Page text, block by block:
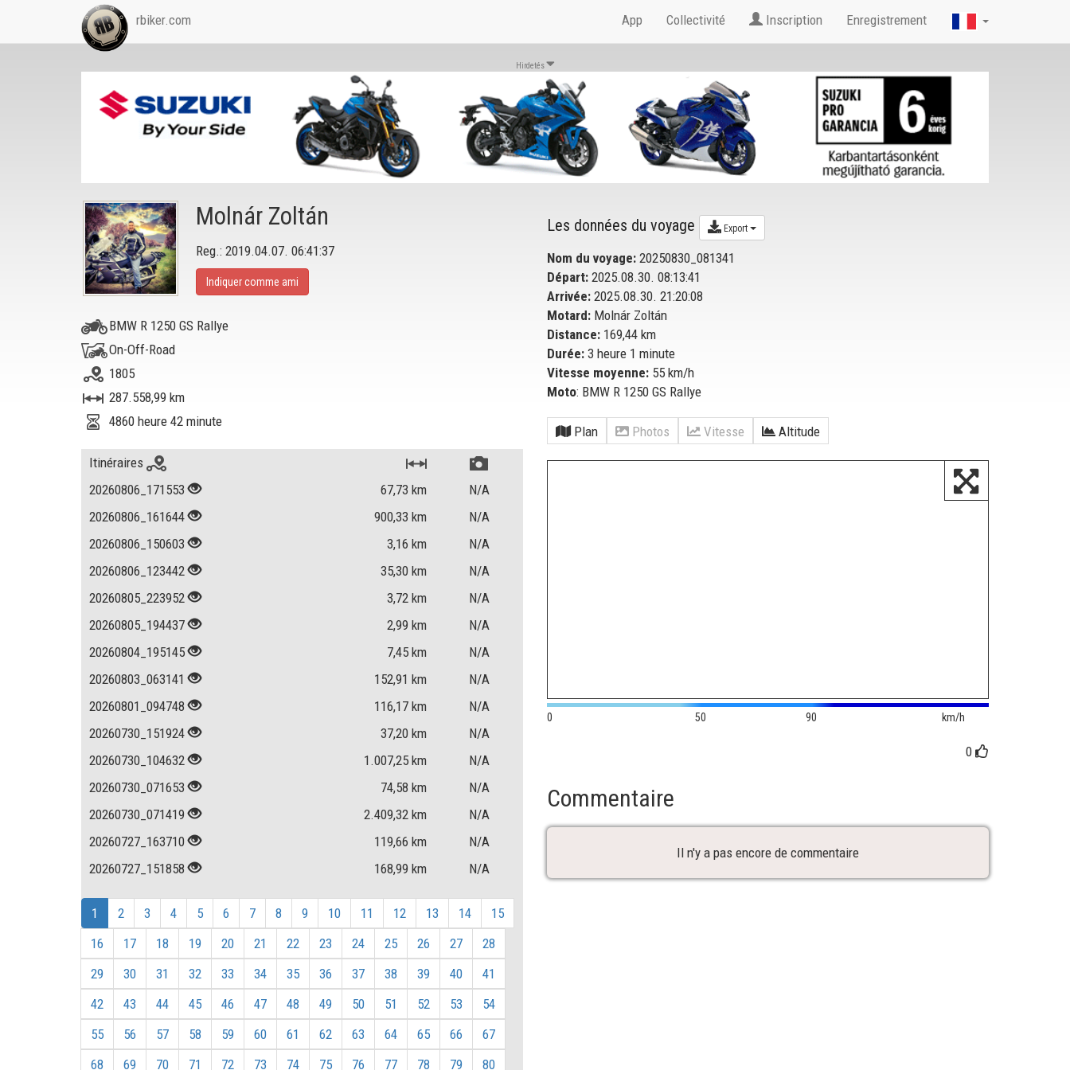
rbiker.com App Collectivité Inscription Enregistrement
Hirdetés
Les données du voyage Export
Nom du voyage: 20250830_081341
Départ: 2025.08.30. 08:13:41
Arrivée: 2025.08.30. 21:20:08
Motard: Molnár Zoltán
Distance: 169,44 km
Durée: 3 heure 1 minute
Vitesse moyenne: 55 km/h
Moto: BMW R 1250 GS Rallye
Plan Photos Vitesse Altitude
0 50 90 km/h
0
Commentaire
Il n'y a pas encore de commentaire
Molnár Zoltán
Reg.: 2019.04.07. 06:41:37
Indiquer comme ami
BMW R 1250 GS Rallye
On-Off-Road
1805
287.558,99 km
4860 heure 42 minute
Itinéraires
20260806_171553
67,73 km
N/A
20260806_161644
900,33 km
N/A
20260806_150603
3,16 km
N/A
20260806_123442
35,30 km
N/A
20260805_223952
3,72 km
N/A
20260805_194437
2,99 km
N/A
20260804_195145
7,45 km
N/A
20260803_063141
152,91 km
N/A
20260801_094748
116,17 km
N/A
20260730_151924
37,20 km
N/A
20260730_104632
1.007,25 km
N/A
20260730_071653
74,58 km
N/A
20260730_071419
2.409,32 km
N/A
20260727_163710
119,66 km
N/A
20260727_151858
168,99 km N/A
1 2 3 4 5 6 7 8 9 10 11 12 13 14
15
16
17 18 19 20 21 22 23 24 25 26 27
28
29
30 31 32 33 34 35 36 37 38 39 40
41
42
43 44 45 46 47 48 49 50 51 52 53
54
55
56 57 58 59 60 61 62 63 64 65 66
67
68
69 70 71 72 73 74 75 76 77 78 79 80